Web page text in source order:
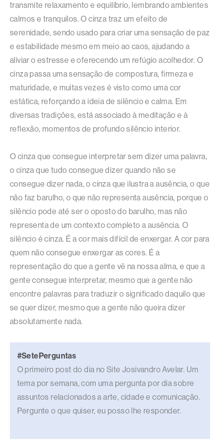
transmite relaxamento e equilíbrio, lembrando ambientes
calmos e tranquilos. O cinza traz um efeito de
serenidade, sendo usado para criar uma sensação de paz
e estabilidade mesmo em meio ao caos, ajudando a
aliviar o estresse e oferecendo um refúgio acolhedor. O
cinza passa uma sensação de compostura, firmeza e
maturidade, e muitas vezes é visto como uma cor
estática, reforçando a ideia de silêncio e calma. Em
diversas tradições, está associado à meditação e à
reflexão, momentos de profundo silêncio interior.
O cinza que consegue interpretar sem dizer uma palavra,
o cinza que tudo consegue dizer quando não se
consegue dizer nada, o cinza que ilustra a ausência, o que
não faz barulho, o que não representa ausência, porque o
silêncio pode até ser o oposto do barulho, mas não
representa de um contexto completo a ausência. O
silêncio é cinza. É a cor mais difícil de enxergar. A cor para
quem não consegue enxergar as cores. É a
representação do que a gente vê na nossa alma, e que a
gente consegue interpretar, mesmo que a gente não
encontre palavras para traduzir o significado daquilo que
se quer dizer, mesmo que a gente não queira dizer
absolutamente nada.
#SetePerguntas
O primeiro post do dia no Site Josivandro Avelar. Um
tema por semana, com uma pergunta por dia sobre
assuntos relacionados a arte, cidade e comunicação.
Pergunte o que quiser, eu posso lhe responder.